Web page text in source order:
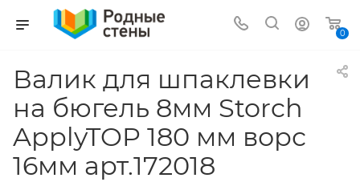
0
Валик для шпаклевки
на бюгель 8мм Storch
ApplyTOP 180 мм ворс
16мм арт.172018